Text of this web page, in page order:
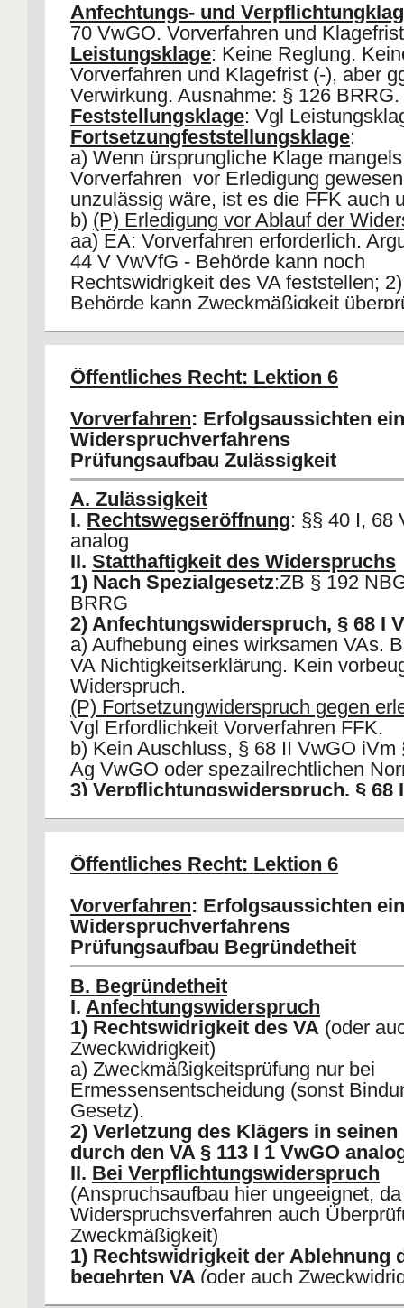
Anfechtungs- und
70 VwGO. Vorverfahren und
Leistungsklage: Keine Reglung.
Vorverfahren und Klagefrist (-), aber
Verwirkung. Ausnahme: § 126 BRRG.
Feststellungsklage: Vgl
Fortsetzungfeststellungsklage:
a) Wenn ürsprungliche Klage mangels
Vorverfahren vor Erledigung
unzulässig wäre, ist es die FFK auch
b) (P) Erledigung vor Ablauf der
aa) EA: Vorverfahren erforderlich.
44 V VwVfG - Behörde kann noch
Rechtswidrigkeit des VA feststellen;
Behörde kann Zweckmäßigkeit
Verpflichtungsklage. Folge:
bb) HM: 1) Bürger will Bindung durch
FFK hat Ähnlichkeit mit
kein Vorverfahren braucht.
c) Klagefrist: EA § 74 VwGO (nähe zu
Anfechtungsklage); AA. § 74 VwGO
kein Vorverfahren); HM: Nur
Feststellungklage).
Öffentliches Recht: Lektion 6
Vorverfahren: Erfolgsaussichten
Widerspruchverfahrens
Prüfungsaufbau Zulässigkeit
A. Zulässigkeit
I. Rechtswegseröffnung: §§ 40 I, 68
analog
II. Statthaftigkeit des Widerspruchs
1) Nach Spezialgesetz:ZB § 192
BRRG
2) Anfechtungswiderspruch, § 68 I
a) Aufhebung eines wirksamen VAs.
VA Nichtigkeitserklärung. Kein
Widerspruch.
(P) Fortsetzungwiderspruch gegen
Vgl Erfordlichkeit Vorverfahren FFK.
b) Kein Auschluss, § 68 II VwGO iVm
Ag VwGO oder spezailrechtlichen
3) Verpflichtungswiderspruch, § 68
nicht entscheidet § 75 VwGO; b)
nach § 68 II iVm I 2 VwGO.
III.Widerspruchsbefugnis, § 42
IV.
Ordnungsgemäße
§ 70 VwGO = Form, Frist (ggf § 58
Ausgangsbehörde
V. Sonstige Voraussetzugen:
Prozessfähigketi, §§ 79, 11 ff VwVfG;
Öffentliches Recht: Lektion 6
Vorverfahren: Erfolgsaussichten
Widerspruchverfahrens
Prüfungsaufbau Begründetheit
B. Begründetheit
I. Anfechtungswiderspruch
1) Rechtswidrigkeit des VA (oder
Zweckwidrigkeit)
a) Zweckmäßigkeitsprüfung nur bei
Ermessensentscheidung (sonst
Gesetz).
2) Verletzung des Klägers in seinen
durch den VA § 113 I 1 VwGO
II. Bei Verpflichtungswiderspruch
(Anspruchsaufbau hier ungeeignet,
Widerspruchsverfahren auch
Zweckmäßigkeit)
1) Rechtswidrigkeit der Ablehnung
begehrten VA (oder auch